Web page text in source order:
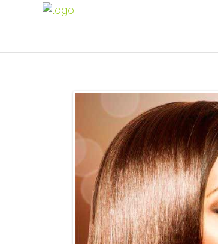
[rev_slider alias="salondebelleza"]